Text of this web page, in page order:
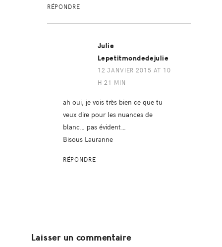
RÉPONDRE
Julie
Lepetitmondedejulie
12 JANVIER 2015 AT 10
H 21 MIN
ah oui, je vois très bien ce que tu
veux dire pour les nuances de
blanc… pas évident…
Bisous Lauranne
RÉPONDRE
Laisser un commentaire